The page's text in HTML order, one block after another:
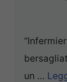
un …